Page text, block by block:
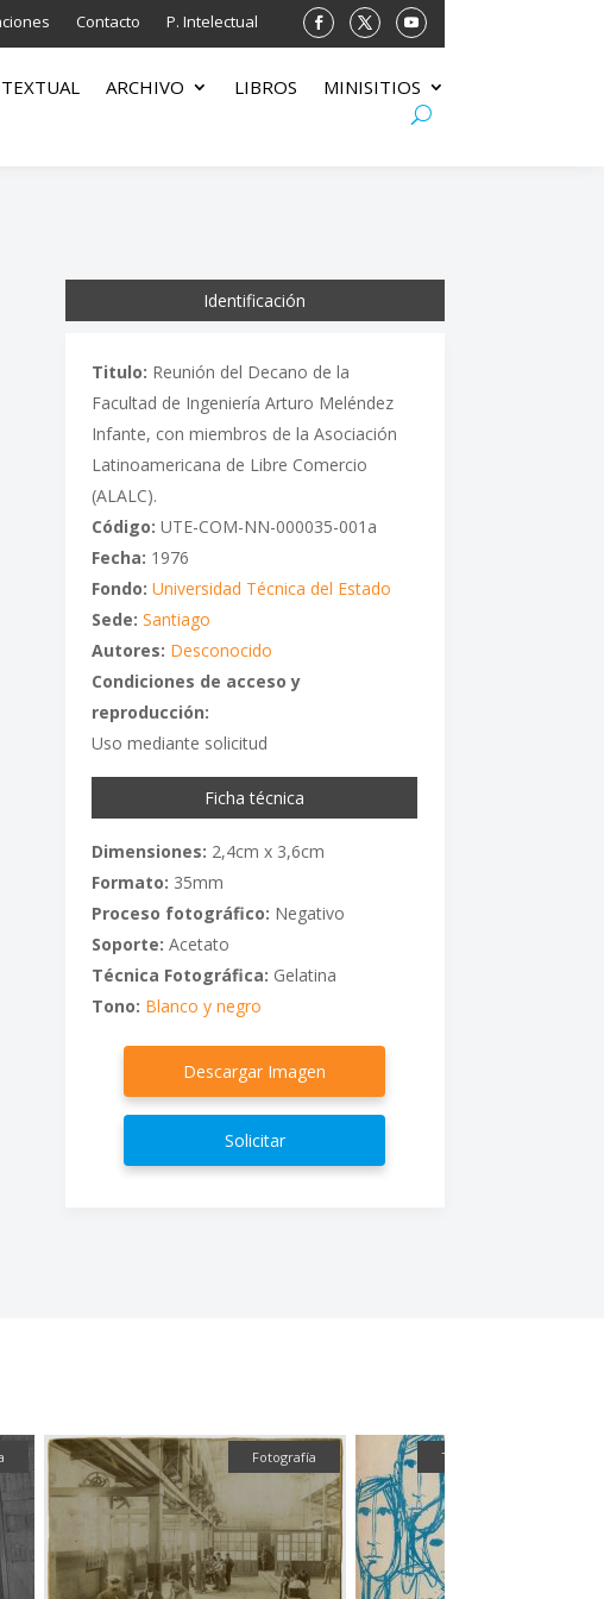
Contacto P. Intelectual
TEXTUAL ARCHIVO LIBROS MINISITIOS
Identificación
Titulo: Reunión del Decano de la
Facultad de Ingeniería Arturo Meléndez
Infante, con miembros de la Asociación
Latinoamericana de Libre Comercio
(ALALC).
Código: UTE-COM-NN-000035-001a
Fecha: 1976
Fondo: Universidad Técnica del Estado
Sede: Santiago
Autores: Desconocido
Condiciones de acceso y
reproducción:
Uso mediante solicitud
Ficha técnica
Dimensiones: 2,4cm x 3,6cm
Formato: 35mm
Proceso fotográfico: Negativo
Soporte: Acetato
Técnica Fotográfica: Gelatina
Tono: Blanco y negro
Descargar Imagen
Solicitar
Textual